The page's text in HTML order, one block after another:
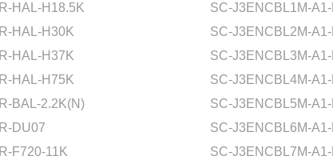
HAL-H18.5K
SC-J3ENCBL1M-A1-L
HAL-H30K
SC-J3ENCBL2M-A1-L
HAL-H37K
SC-J3ENCBL3M-A1-L
HAL-H75K
SC-J3ENCBL4M-A1-L
BAL-2.2K(N)
SC-J3ENCBL5M-A1-L
DU07
SC-J3ENCBL6M-A1-L
F720-11K
SC-J3ENCBL7M-A1-L